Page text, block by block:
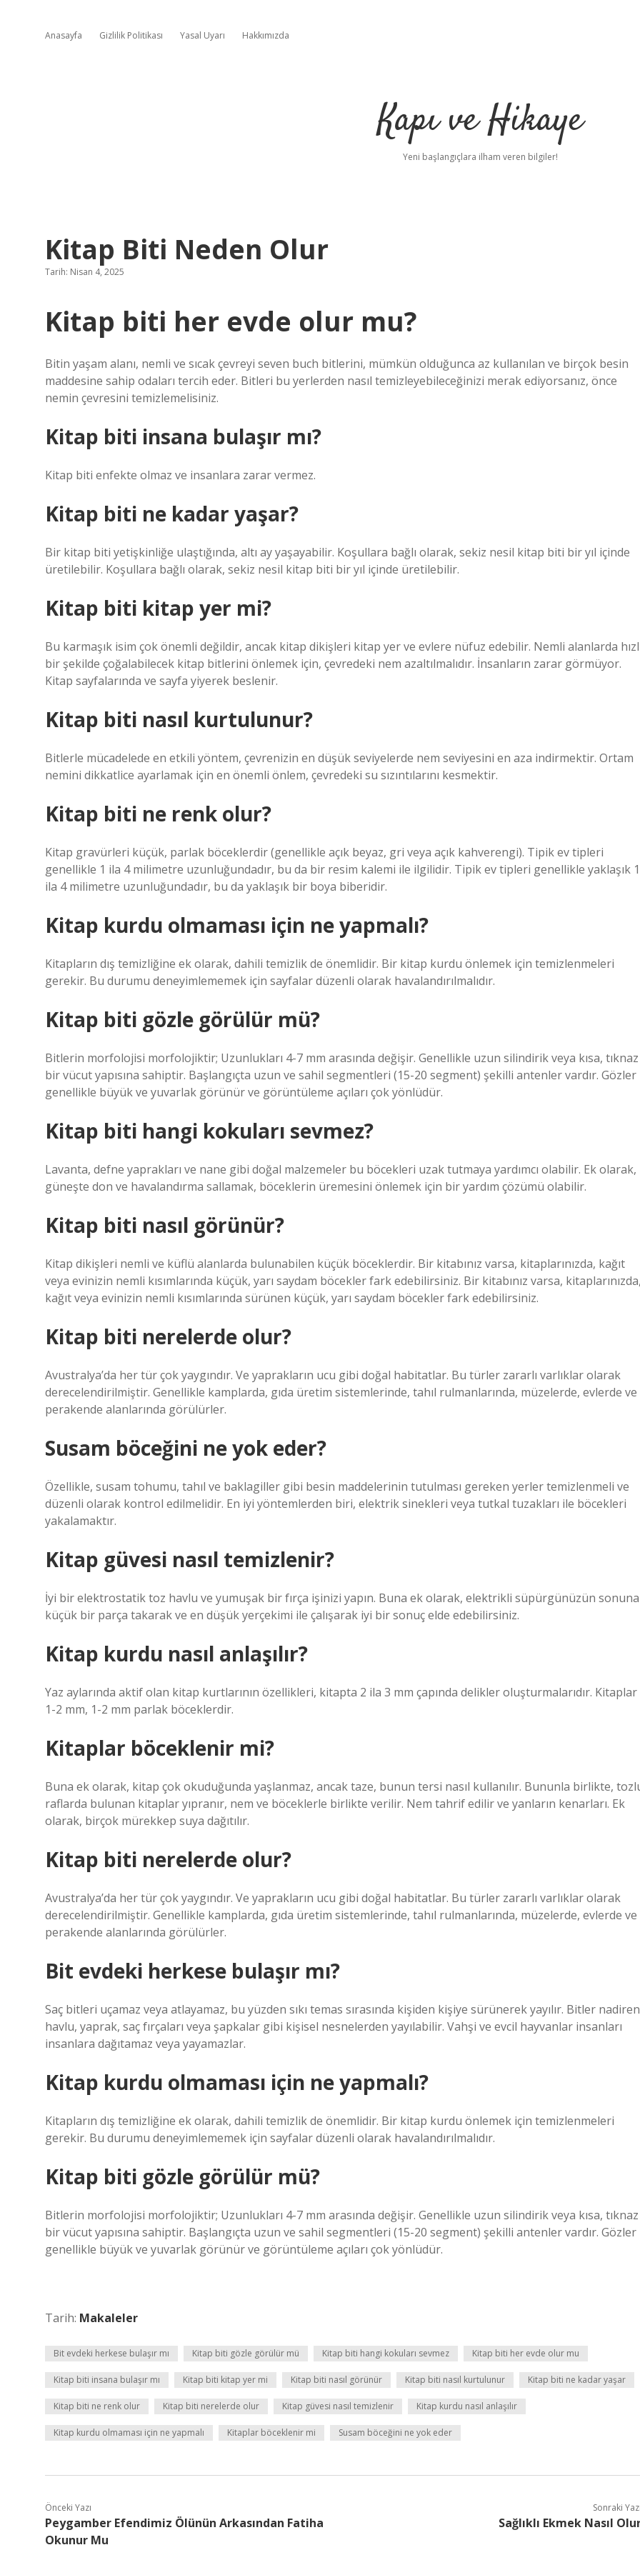
Anasayfa Gizlilik Politikası Yasal Uyarı Hakkımızda
Kapı ve Hikaye
Yeni başlangıçlara ilham veren bilgiler!
Kitap Biti Neden Olur
Tarih: Nisan 4, 2025
Kitap biti her evde olur mu?
Bitin yaşam alanı, nemli ve sıcak çevreyi seven buch bitlerini, mümkün olduğunca az kullanılan ve birçok besin
maddesine sahip odaları tercih eder. Bitleri bu yerlerden nasıl temizleyebileceğinizi merak ediyorsanız, önce
nemin çevresini temizlemelisiniz.
Kitap biti insana bulaşır mı?
Kitap biti enfekte olmaz ve insanlara zarar vermez.
Kitap biti ne kadar yaşar?
Bir kitap biti yetişkinliğe ulaştığında, altı ay yaşayabilir. Koşullara bağlı olarak, sekiz nesil kitap biti bir yıl içinde
üretilebilir. Koşullara bağlı olarak, sekiz nesil kitap biti bir yıl içinde üretilebilir.
Kitap biti kitap yer mi?
Bu karmaşık isim çok önemli değildir, ancak kitap dikişleri kitap yer ve evlere nüfuz edebilir. Nemli alanlarda
bir şekilde çoğalabilecek kitap bitlerini önlemek için, çevredeki nem azaltılmalıdır. İnsanların zarar görmüyor.
Kitap sayfalarında ve sayfa yiyerek beslenir.
Kitap biti nasıl kurtulunur?
Bitlerle mücadelede en etkili yöntem, çevrenizin en düşük seviyelerde nem seviyesini en aza indirmektir. Ortam
nemini dikkatlice ayarlamak için en önemli önlem, çevredeki su sızıntılarını kesmektir.
Kitap biti ne renk olur?
Kitap gravürleri küçük, parlak böceklerdir (genellikle açık beyaz, gri veya açık kahverengi). Tipik ev tipleri
genellikle 1 ila 4 milimetre uzunluğundadır, bu da bir resim kalemi ile ilgilidir. Tipik ev tipleri genellikle yaklaşık 1
ila 4 milimetre uzunluğundadır, bu da yaklaşık bir boya biberidir.
Kitap kurdu olmaması için ne yapmalı?
Kitapların dış temizliğine ek olarak, dahili temizlik de önemlidir. Bir kitap kurdu önlemek için temizlenmeleri
gerekir. Bu durumu deneyimlememek için sayfalar düzenli olarak havalandırılmalıdır.
Kitap biti gözle görülür mü?
Bitlerin morfolojisi morfolojiktir; Uzunlukları 4-7 mm arasında değişir. Genellikle uzun silindirik veya kısa, tıknaz
bir vücut yapısına sahiptir. Başlangıçta uzun ve sahil segmentleri (15-20 segment) şekilli antenler vardır. Gözler
genellikle büyük ve yuvarlak görünür ve görüntüleme açıları çok yönlüdür.
Kitap biti hangi kokuları sevmez?
Lavanta, defne yaprakları ve nane gibi doğal malzemeler bu böcekleri uzak tutmaya yardımcı olabilir. Ek olarak,
güneşte don ve havalandırma sallamak, böceklerin üremesini önlemek için bir yardım çözümü olabilir.
Kitap biti nasıl görünür?
Kitap dikişleri nemli ve küflü alanlarda bulunabilen küçük böceklerdir. Bir kitabınız varsa, kitaplarınızda, kağıt
veya evinizin nemli kısımlarında küçük, yarı saydam böcekler fark edebilirsiniz. Bir kitabınız varsa,
kağıt veya evinizin nemli kısımlarında sürünen küçük, yarı saydam böcekler fark edebilirsiniz.
Kitap biti nerelerde olur?
Avustralya’da her tür çok yaygındır. Ve yaprakların ucu gibi doğal habitatlar. Bu türler zararlı varlıklar olarak
derecelendirilmiştir. Genellikle kamplarda, gıda üretim sistemlerinde, tahıl rulmanlarında, müzelerde, evlerde ve
perakende alanlarında görülürler.
Susam böceğini ne yok eder?
Özellikle, susam tohumu, tahıl ve baklagiller gibi besin maddelerinin tutulması gereken yerler temizlenmeli ve
düzenli olarak kontrol edilmelidir. En iyi yöntemlerden biri, elektrik sinekleri veya tutkal tuzakları ile böcekleri
yakalamaktır.
Kitap güvesi nasıl temizlenir?
İyi bir elektrostatik toz havlu ve yumuşak bir fırça işinizi yapın. Buna ek olarak, elektrikli süpürgünüzün sonuna
küçük bir parça takarak ve en düşük yerçekimi ile çalışarak iyi bir sonuç elde edebilirsiniz.
Kitap kurdu nasıl anlaşılır?
Yaz aylarında aktif olan kitap kurtlarının özellikleri, kitapta 2 ila 3 mm çapında delikler oluşturmalarıdır. Kitaplar
1-2 mm, 1-2 mm parlak böceklerdir.
Kitaplar böceklenir mi?
Buna ek olarak, kitap çok okuduğunda yaşlanmaz, ancak taze, bunun tersi nasıl kullanılır. Bununla birlikte,
raflarda bulunan kitaplar yıpranır, nem ve böceklerle birlikte verilir. Nem tahrif edilir ve yanların kenarları. Ek
olarak, birçok mürekkep suya dağıtılır.
Kitap biti nerelerde olur?
Avustralya’da her tür çok yaygındır. Ve yaprakların ucu gibi doğal habitatlar. Bu türler zararlı varlıklar olarak
derecelendirilmiştir. Genellikle kamplarda, gıda üretim sistemlerinde, tahıl rulmanlarında, müzelerde, evlerde ve
perakende alanlarında görülürler.
Bit evdeki herkese bulaşır mı?
Saç bitleri uçamaz veya atlayamaz, bu yüzden sıkı temas sırasında kişiden kişiye sürünerek yayılır. Bitler nadiren
havlu, yaprak, saç fırçaları veya şapkalar gibi kişisel nesnelerden yayılabilir. Vahşi ve evcil hayvanlar insanları
insanlara dağıtamaz veya yayamazlar.
Kitap kurdu olmaması için ne yapmalı?
Kitapların dış temizliğine ek olarak, dahili temizlik de önemlidir. Bir kitap kurdu önlemek için temizlenmeleri
gerekir. Bu durumu deneyimlememek için sayfalar düzenli olarak havalandırılmalıdır.
Kitap biti gözle görülür mü?
Bitlerin morfolojisi morfolojiktir; Uzunlukları 4-7 mm arasında değişir. Genellikle uzun silindirik veya kısa, tıknaz
bir vücut yapısına sahiptir. Başlangıçta uzun ve sahil segmentleri (15-20 segment) şekilli antenler vardır. Gözler
genellikle büyük ve yuvarlak görünür ve görüntüleme açıları çok yönlüdür.
Tarih: Makaleler
Bit evdeki herkese bulaşır mı Kitap biti gözle görülür mü Kitap biti hangi kokuları sevmez Kitap biti her evde olur mu
Kitap biti insana bulaşır mı Kitap biti kitap yer mi Kitap biti nasıl görünür Kitap biti nasıl kurtulunur Kitap biti ne kadar yaşar
Kitap biti ne renk olur Kitap biti nerelerde olur Kitap güvesi nasıl temizlenir Kitap kurdu nasıl anlaşılır
Kitap kurdu olmaması için ne yapmalı Kitaplar böceklenir mi Susam böceğini ne yok eder
Önceki Yazı
Peygamber Efendimiz Ölünün Arkasından Fatiha
Okunur Mu
Sonraki
Sağlıklı Ekmek Nasıl